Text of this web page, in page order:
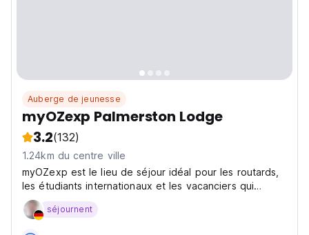
Auberge de jeunesse
myOZexp Palmerston Lodge
3.2(132)
1.24km du centre ville
myOZexp est le lieu de séjour idéal pour les routards,
les étudiants internationaux et les vacanciers qui
travaillent!
séjournent